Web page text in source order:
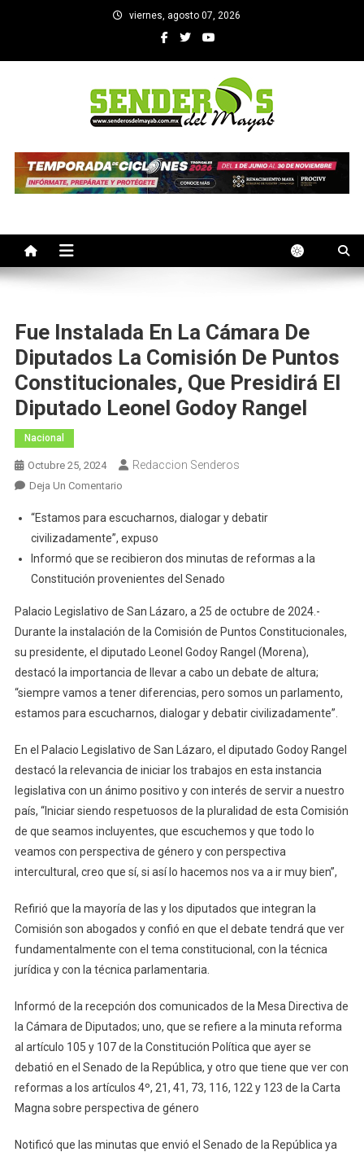
viernes, agosto 07, 2026
SENDEROS DEL MAYAB
Fue Instalada En La Cámara De
Diputados La Comisión De Puntos
Constitucionales, Que Presidirá El
Diputado Leonel Godoy Rangel
Nacional
Octubre 25, 2024 Redaccion Senderos
Deja Un ComentarioEn
Instalada
En
La
Cámara
Diputados
La
Comisión
De
Puntos
Constitucionales,
Presidirá
El
Diputado
Rangel
“Estamos para escucharnos, dialogar y debatir
civilizadamente”, expuso
Informó que se recibieron dos minutas de reformas a la
Constitución provenientes del Senado
Palacio Legislativo de San Lázaro, a 25 de octubre de 2024.-
Durante la instalación de la Comisión de Puntos Constitucionales,
su presidente, el diputado Leonel Godoy Rangel (Morena),
destacó la importancia de llevar a cabo un debate de altura;
“siempre vamos a tener diferencias, pero somos un parlamento,
estamos para escucharnos, dialogar y debatir civilizadamente”.
En el Palacio Legislativo de San Lázaro, el diputado Godoy Rangel
destacó la relevancia de iniciar los trabajos en esta instancia
legislativa con un ánimo positivo y con interés de servir a nuestro
país, “Iniciar siendo respetuosos de la pluralidad de esta Comisión
de que seamos incluyentes, que escuchemos y que todo lo
veamos con perspectiva de género y con perspectiva
intercultural, creo que sí, si así lo hacemos nos va a ir muy bien”,
Refirió que la mayoría de las y los diputados que integran la
Comisión son abogados y confió en que el debate tendrá que ver
fundamentalmente con el tema constitucional, con la técnica
jurídica y con la técnica parlamentaria.
Informó de la recepción dos comunicados de la Mesa Directiva de
la Cámara de Diputados; uno, que se refiere a la minuta reforma
al artículo 105 y 107 de la Constitución Política que ayer se
debatió en el Senado de la República, y otro que tiene que ver con
reformas a los artículos 4º, 21, 41, 73, 116, 122 y 123 de la Carta
Magna sobre perspectiva de género
Notificó que las minutas que envió el Senado de la República ya